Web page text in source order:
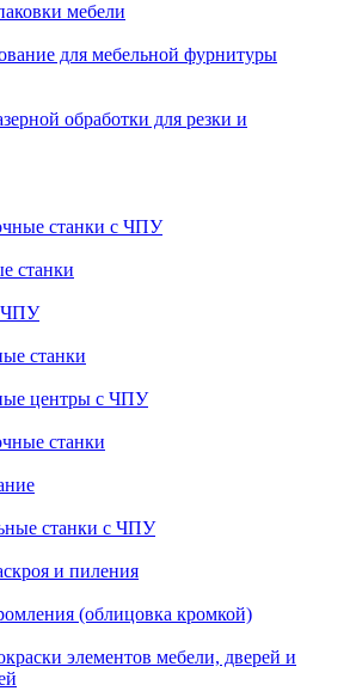
мебели
для мебельной фурнитуры
обработки для резки и
станки с ЧПУ
cтанки
ЧПУ
станки
центры с ЧПУ
станки
станки с ЧПУ
и пиления
(облицовка кромкой)
элементов мебели, дверей и